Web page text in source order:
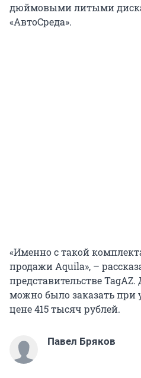
дюймовыми литыми
«АвтоСреда».
«Именно с такой
продажи Aquila», –
представительстве
можно было заказать при
цене 415 тысяч рублей.
Павел Бряков